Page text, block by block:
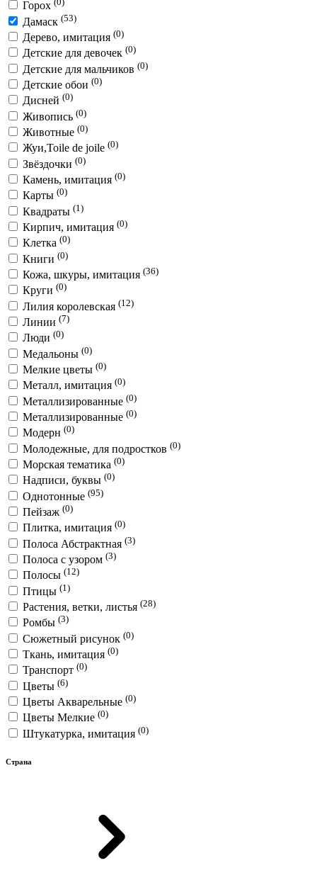
Горох
Дамаск (53)
Дерево, имитация (0)
Детские для девочек (0)
Детские для мальчиков (0)
Детские обои (0)
Дисней (0)
Живопись (0)
Животные (0)
Жуи,Toile de joile (0)
Звёздочки (0)
Камень, имитация (0)
Карты (0)
Квадраты (1)
Кирпич, имитация (0)
Клетка (0)
Книги (0)
Кожа, шкуры, имитация (36)
Круги (0)
Лилия королевская (12)
Линии (7)
Люди (0)
Медальоны (0)
Мелкие цветы (0)
Металл, имитация (0)
Металлизированные (0)
Металлизированные (0)
Модерн (0)
Молодежные, для подростков (0)
Морская тематика (0)
Надписи, буквы (0)
Однотонные (95)
Пейзаж (0)
Плитка, имитация (0)
Полоса Абстрактная (3)
Полоса с узором (3)
Полосы (12)
Птицы (1)
Растения, ветки, листья (28)
Ромбы (3)
Сюжетный рисунок (0)
Ткань, имитация (0)
Транспорт (0)
Цветы (6)
Цветы Акварельные (0)
Цветы Мелкие (0)
Штукатурка, имитация (0)
Страна